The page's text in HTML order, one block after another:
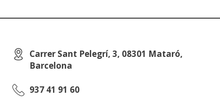
Carrer Sant Pelegrí, 3, 08301 Mataró,
Barcelona
937 41 91 60